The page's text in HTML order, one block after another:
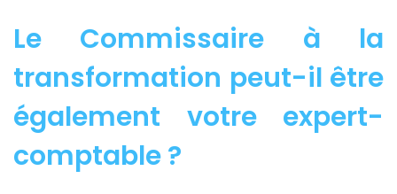
Le Commissaire à la
transformation peut-il être
également votre expert-
comptable ?